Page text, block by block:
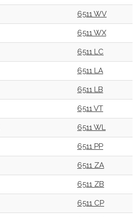
6511 WV
6511 WX
6511 LC
6511 LA
6511 LB
6511 VT
6511 WL
6511 PP
6511 ZA
6511 ZB
6511 CP